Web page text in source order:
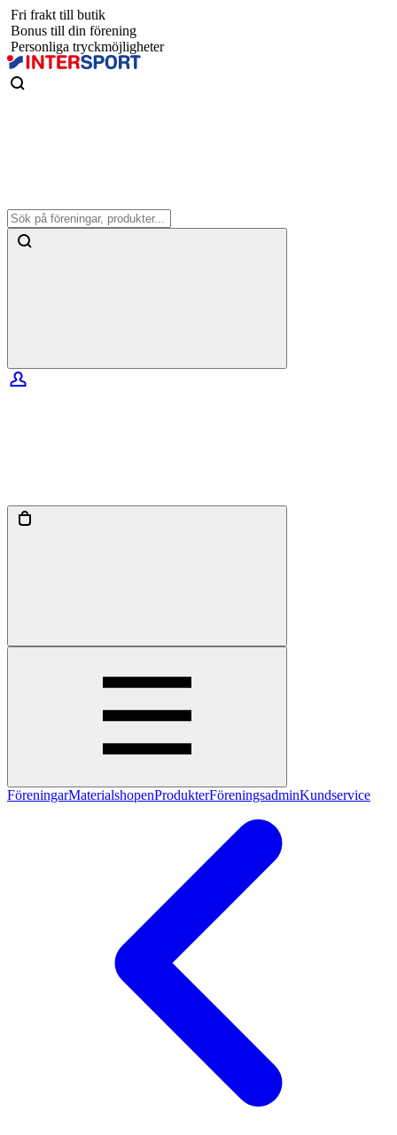
Fri frakt till butik
Bonus till din förening
Personliga tryckmöjligheter
FöreningarMaterialshopenProdukterFöreningsadminKundservice